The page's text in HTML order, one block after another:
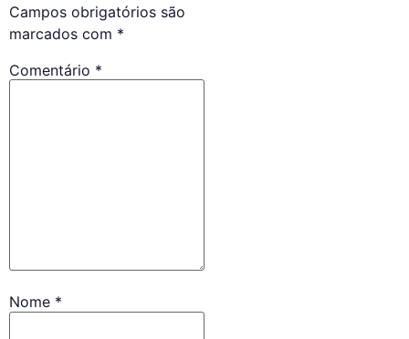
Campos obrigatórios são
marcados com *
Comentário *
Nome *